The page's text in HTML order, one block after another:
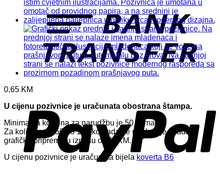
0,65 KM
U cijenu pozivnice je uračunata obostrana štampa.
Minimalna količina za narudžbu je 50 komada.
Za količine od 50 do 100 komada se naplaćuje izrada
grafičke pripreme u iznosu od 15KM.
U cijenu pozivnice je uračunata bijela koverta B6